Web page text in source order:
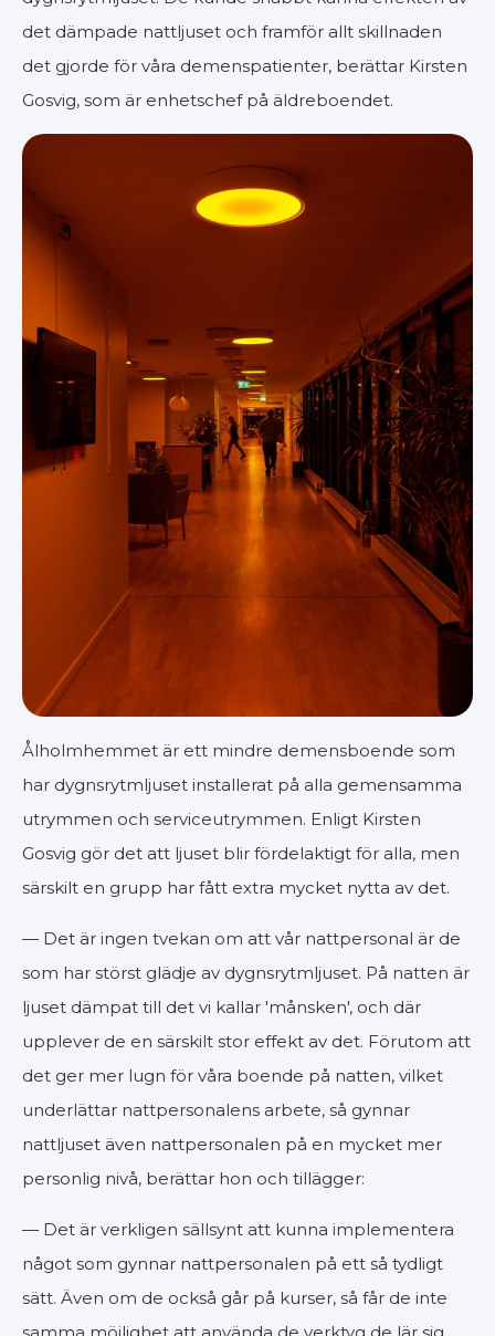
det dämpade nattljuset och framför allt skillnaden
det gjorde för våra demenspatienter, berättar Kirsten
Gosvig, som är enhetschef på äldreboendet.
Ålholmhemmet är ett mindre demensboende som
har dygnsrytmljuset installerat på alla gemensamma
utrymmen och serviceutrymmen. Enligt Kirsten
Gosvig gör det att ljuset blir fördelaktigt för alla, men
särskilt en grupp har fått extra mycket nytta av det.
— Det är ingen tvekan om att vår nattpersonal är de
som har störst glädje av dygnsrytmljuset. På natten är
ljuset dämpat till det vi kallar 'månsken', och där
upplever de en särskilt stor effekt av det. Förutom att
det ger mer lugn för våra boende på natten, vilket
underlättar nattpersonalens arbete, så gynnar
nattljuset även nattpersonalen på en mycket mer
personlig nivå, berättar hon och tillägger:
— Det är verkligen sällsynt att kunna implementera
något som gynnar nattpersonalen på ett så tydligt
sätt. Även om de också går på kurser, så får de inte
samma möjlighet att använda de verktyg de lär sig